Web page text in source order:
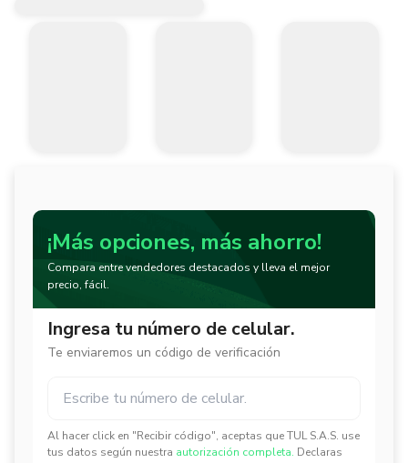
¡Más opciones, más ahorro!
Compara entre vendedores destacados y lleva el mejor
precio, fácil.
Ingresa tu número de celular.
Te enviaremos un código de verificación
Al hacer click en "Recibir código", aceptas que TUL S.A.S. use
tus datos según nuestra autorización completa. Declaras